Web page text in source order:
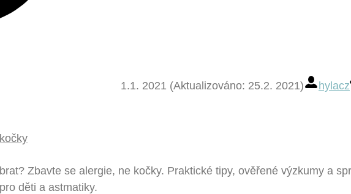
1.1. 2021 (Aktualizováno: 25.2. 2021) hylacz
Zbavte se alergie, ne kočky. Praktické tipy, ověřené výzkumy a
děti a astmatiky.